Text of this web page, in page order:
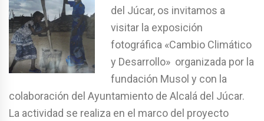
del Júcar, os invitamos a
visitar la exposición
fotográfica «Cambio Climático
y Desarrollo» organizada por la
fundación Musol y con la
colaboración del Ayuntamiento de Alcalá del Júcar.
La actividad se realiza en el marco del proyecto